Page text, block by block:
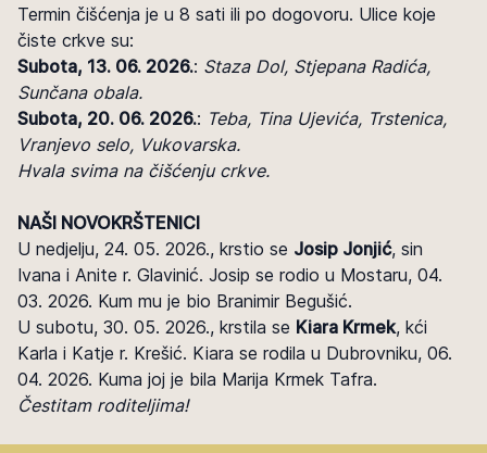
Termin čišćenja je u 8 sati ili po dogovoru. Ulice koje
čiste crkve su:
Subota, 13. 06. 2026.: Staza Dol, Stjepana Radića,
Sunčana obala.
Subota, 20. 06. 2026.: Teba, Tina Ujevića, Trstenica,
Vranjevo selo, Vukovarska.
Hvala svima na čišćenju crkve.
NAŠI NOVOKRŠTENICI
U nedjelju, 24. 05. 2026., krstio se Josip Jonjić, sin
Ivana i Anite r. Glavinić. Josip se rodio u Mostaru, 04.
03. 2026. Kum mu je bio Branimir Begušić.
U subotu, 30. 05. 2026., krstila se Kiara Krmek, kći
Karla i Katje r. Krešić. Kiara se rodila u Dubrovniku, 06.
04. 2026. Kuma joj je bila Marija Krmek Tafra.
Čestitam roditeljima!